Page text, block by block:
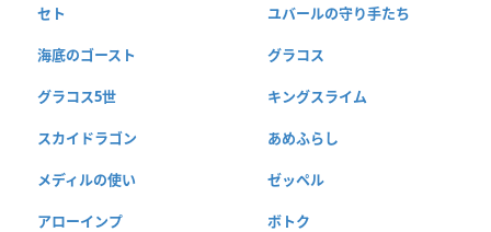
セト ユバールの守り手たち
海底のゴースト グラコス
グラコス5世 キングスライム
スカイドラゴン あめふらし
メディルの使い ゼッペル
アローインプ ボトク